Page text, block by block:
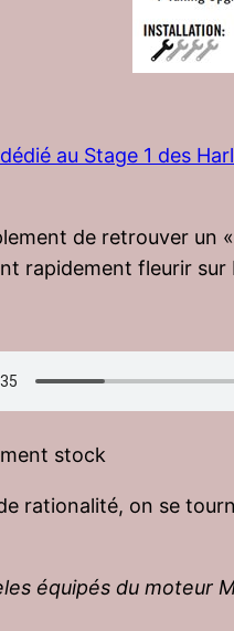
au Stage 1 des
de retrouver
rapidement fleurir
stock
rationalité, on se
équipés du moteur